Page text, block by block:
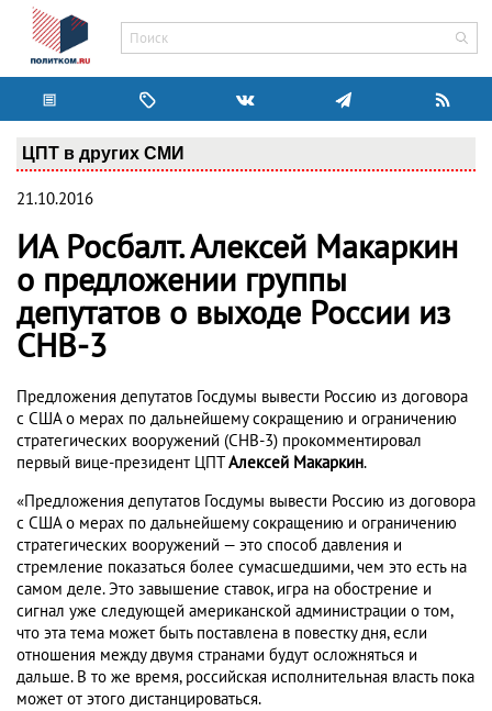
ЦПТ в других СМИ
21.10.2016
ИА Росбалт. Алексей Макаркин
о предложении группы
депутатов о выходе России из
СНВ-3
Предложения депутатов Госдумы вывести Россию из договора
с США о мерах по дальнейшему сокращению и ограничению
стратегических вооружений (СНВ-3) прокомментировал
первый вице-президент ЦПТАлексей Макаркин.
«Предложения депутатов Госдумы вывести Россию из договора
с США о мерах по дальнейшему сокращению и ограничению
стратегических вооружений — это способ давления и
стремление показаться более сумасшедшими, чем это есть на
самом деле. Это завышение ставок, игра на обострение и
сигнал уже следующей американской администрации о том,
что эта тема может быть поставлена в повестку дня, если
отношения между двумя странами будут осложняться и
дальше. В то же время, российская исполнительная власть пока
может от этого дистанцироваться.